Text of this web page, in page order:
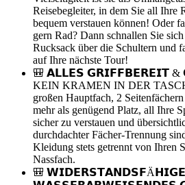
Reisebegleiter, in dem Sie all Ihre
bequem verstauen können! Oder
gern Rad? Dann schnallen Sie
Rucksack über die Schultern und
auf Ihre nächste Tour!
🎒 𝗔𝗟𝗟𝗘𝗦 𝗚𝗥𝗜𝗙𝗙𝗕𝗘𝗥𝗘𝗜𝗧
KEIN KRAMEN IN DER
großen Hauptfach, 2
mehr als genügend Platz, all Ihre
sicher zu verstauen und
durchdachter Fächer-Trennung
Kleidung stets getrennt von Ihren
Nassfach.
🎒